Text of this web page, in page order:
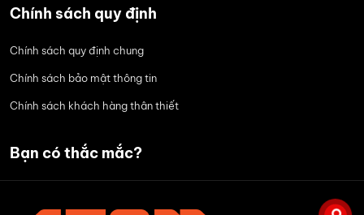
Chính sách quy định
Chính sách quy định chung
Chính sách bảo mật thông tin
Chính sách khách hàng thân thiết
Bạn có thắc mắc?